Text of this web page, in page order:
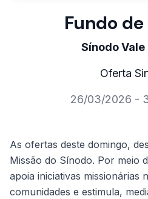
Fundo
Sínodo
Oferta
26/03/2026 -
As ofertas deste domingo,
Missão do Sínodo. Por meio
apoia iniciativas missionárias
comunidades e estimula,